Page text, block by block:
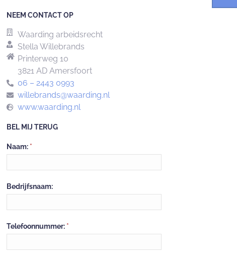
NEEM CONTACT OP
Waarding arbeidsrecht
Stella Willebrands
Printerweg 10
3821 AD Amersfoort
06 – 2443 0993
willebrands@waarding.nl
www.waarding.nl
BEL MIJ TERUG
Neem
contact
op
Naam: *
Bedrijfsnaam:
Telefoonnummer: *